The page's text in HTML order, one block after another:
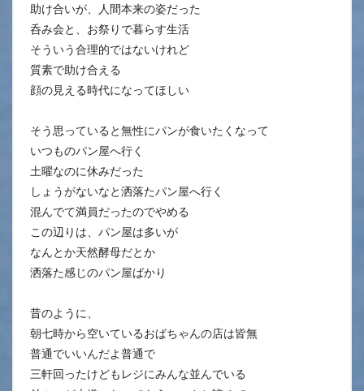
助け合いが、人間本来の姿だった
呑み会と、お祭りで暮らす生活
そういう合理的ではないけれど
質素で助け合える
顔の見える時代になってほしい
そう思っていると無性にパンが食いたくなって
いつものパン屋へ行く
土曜なのに休みだった
しょうがないなと洒落たパン屋へ行く
混んでて満員だったのでやめる
この辺りは、パン屋は多いが
なんとか天然酵母だとか
洒落た感じのパン屋ばかり
昔のように、
朝七時から空いているおばちゃんの店は皆無
普通でいいんだよ普通で
三軒回ったけどもレジにみんな並んでいる